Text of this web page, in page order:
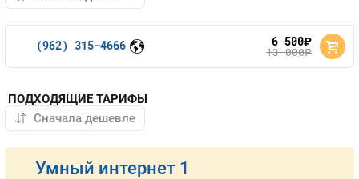
(962) 315-4666 6 500руб.
13 000руб.
ПОДХОДЯЩИЕ ТАРИФЫ
Умный интернет 1